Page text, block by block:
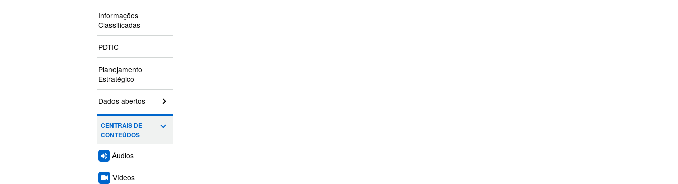
Informações
Classificadas
PDTIC
Planejamento
Estratégico
Dados abertos
CENTRAIS DE
CONTEÚDOS
Áudios
Vídeos